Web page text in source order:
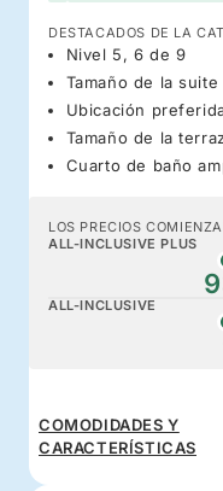
DESTACADOS DE LA
Nivel 5, 6 de 9
Tamaño de la
Ubicación
Tamaño de la
Cuarto de baño
LOS PRECIOS
ALL-INCLUSIVE PLUS
ALL-INCLUSIVE
COMODIDADES Y
CARACTERÍSTICAS